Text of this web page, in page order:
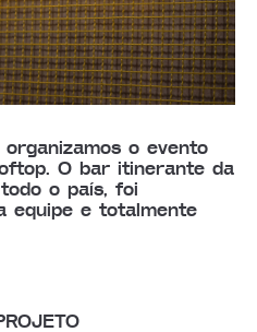
organizamos o evento
O bar itinerante da
o país, foi
equipe e totalmente